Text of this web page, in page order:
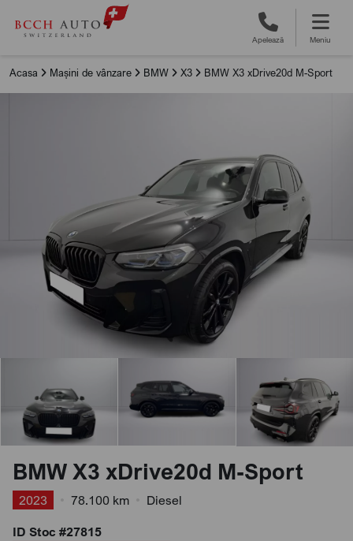
Apelează Meniu
Acasa Mașini de vânzare BMW X3 BMW X3 xDrive20d M-Sport
BMW X3 xDrive20d M-Sport
2023 78.100 km
Diesel
ID Stoc #27815